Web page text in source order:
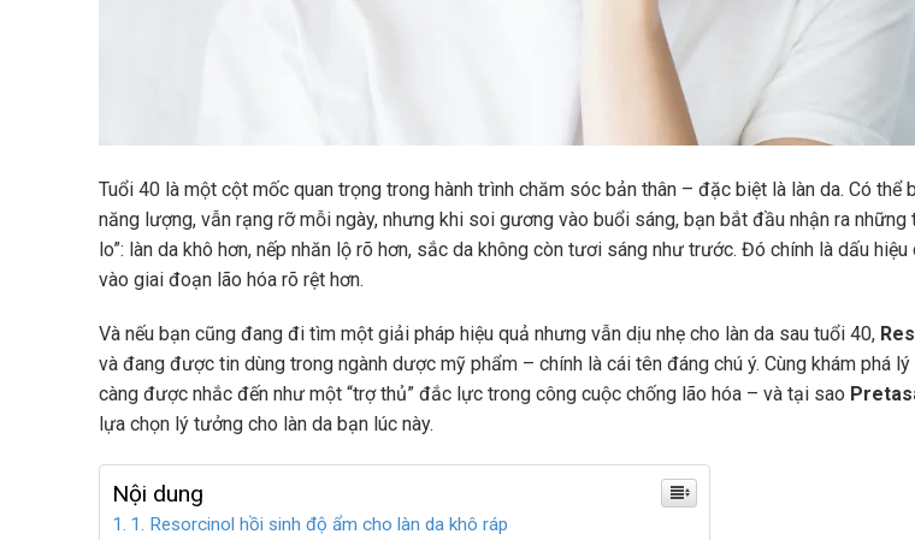
Tuổi 40 là một cột mốc quan trọng trong hành trình chăm sóc bản thân – đặc biệt là làn da. Có thể
năng lượng, vẫn rạng rỡ mỗi ngày, nhưng khi soi gương vào buổi sáng, bạn bắt đầu nhận ra những
lo”: làn da khô hơn, nếp nhăn lộ rõ hơn, sắc da không còn tươi sáng như trước. Đó chính là dấu
vào giai đoạn lão hóa rõ rệt hơn.
Và nếu bạn cũng đang đi tìm một giải pháp hiệu quả nhưng vẫn dịu nhẹ cho làn da sau tuổi 40,
và đang được tin dùng trong ngành dược mỹ phẩm – chính là cái tên đáng chú ý. Cùng khám phá
càng được nhắc đến như một “trợ thủ” đắc lực trong công cuộc chống lão hóa – và tại sao
lựa chọn lý tưởng cho làn da bạn lúc này.
Nội dung
1. Resorcinol hồi sinh độ ẩm cho làn da khô ráp